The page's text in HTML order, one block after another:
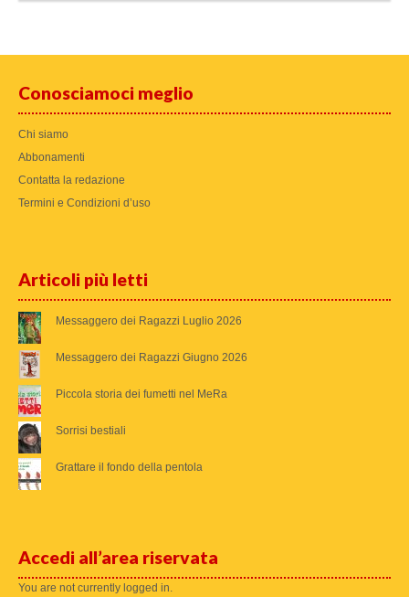
Conosciamoci meglio
Chi siamo
Abbonamenti
Contatta la redazione
Termini e Condizioni d’uso
Articoli più letti
Messaggero dei Ragazzi Luglio 2026
Messaggero dei Ragazzi Giugno 2026
Piccola storia dei fumetti nel MeRa
Sorrisi bestiali
Grattare il fondo della pentola
Accedi all’area riservata
You are not currently logged in.